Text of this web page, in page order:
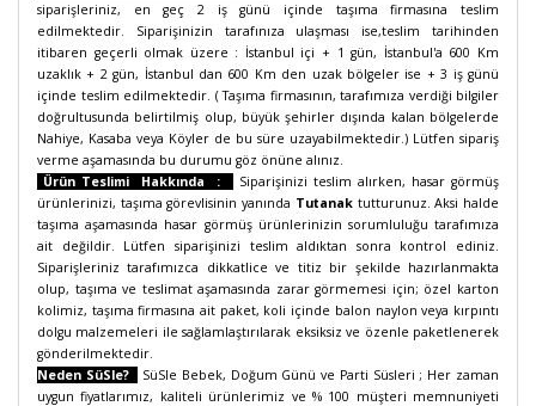
siparişleriniz, en geç 2 iş günü içinde taşıma firmasına teslim
edilmektedir. Siparişinizin tarafınıza ulaşması ise,teslim tarihinden
itibaren geçerli olmak üzere : İstanbul içi + 1 gün, İstanbul'a 600 Km
uzaklık + 2 gün, İstanbul dan 600 Km den uzak bölgeler ise + 3 iş günü
içinde teslim edilmektedir. ( Taşıma firmasının, tarafımıza verdiği bilgiler
doğrultusunda belirtilmiş olup, büyük şehirler dışında kalan bölgelerde
Nahiye, Kasaba veya Köyler de bu süre uzayabilmektedir.) Lütfen sipariş
verme aşamasında bu durumu göz önüne alınız.
Ürün Teslimi Hakkında :
Siparişinizi teslim alırken, hasar görmüş
ürünlerinizi, taşıma görevlisinin yanında Tutanak tutturunuz. Aksi halde
taşıma aşamasında hasar görmüş ürünlerinizin sorumluluğu tarafımıza
ait değildir. Lütfen siparişinizi teslim aldıktan sonra kontrol ediniz.
Siparişleriniz tarafımızca dikkatlice ve titiz bir şekilde hazırlanmakta
olup, taşıma ve teslimat aşamasında zarar görmemesi için; özel karton
kolimiz, taşıma firmasına ait paket, koli içinde balon naylon veya kırpıntı
dolgu malzemeleri ile sağlamlaştırılarak eksiksiz ve özenle paketlenerek
gönderilmektedir.
Neden SüSle?
SüSle Bebek, Doğum Günü ve Parti Süsleri ; Her zaman
uygun fiyatlarımız, kaliteli ürünlerimiz ve % 100 müşteri memnuniyeti